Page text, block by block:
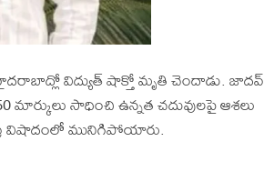
విద్యుత్ షాక్తో మృతి చెందాడు. జాదవ్
సాధించి ఉన్నత చదువులపై ఆశలు
విషాదంలో మునిగిపోయారు.